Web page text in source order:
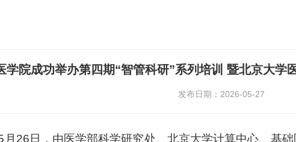
学院成功举办第四期“智管科研”系列培训 暨北京大学
发布日期：2026-05-27
月26日，由医学部科学研究处、北京大学计算中心、基